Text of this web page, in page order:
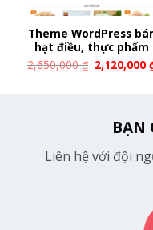
Theme WordPress
hạt điều, thực phẩm
2,650,000₫ 2,120,000
BẠN
Liên hệ với đội